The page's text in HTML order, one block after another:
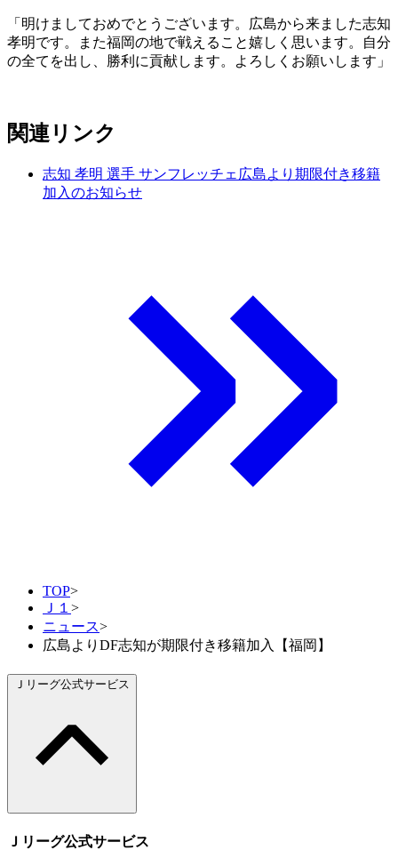
「明けましておめでとうございます。広島から来ました志知
孝明です。また福岡の地で戦えること嬉しく思います。自分
の全てを出し、勝利に貢献します。よろしくお願いします」
関連リンク
志知 孝明 選手 サンフレッチェ広島より期限付き移籍
加入のお知らせ
TOP>
Ｊ１ >
ニュース>
広島よりDF志知が期限付き移籍加入【福岡】
Ｊリーグ公式サービス
Ｊリーグ公式サービス